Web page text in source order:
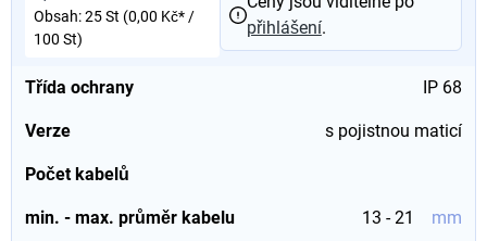
Třída ochrany IP 68
Verze s pojistnou maticí
Počet kabelů
min. - max. průměr kabelu 13 - 21 mm
Obsah:25 St (0,00 Kč* /
100 St)
přihlášení.